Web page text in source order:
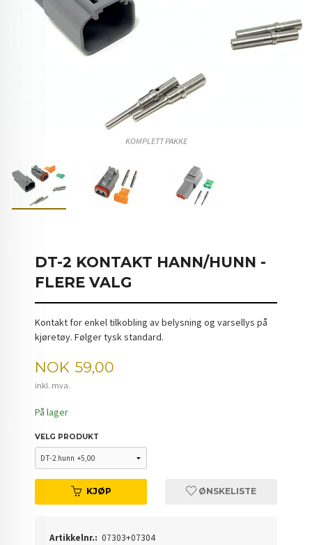
KOMPLETT PAKKE
DT-2 KONTAKT HANN/HUNN -
FLERE VALG
Kontakt for enkel tilkobling av belysning og varsellys på
kjøretøy. Følger tysk standard.
Pris
NOK 59,00
inkl. mva.
På lager
VELG PRODUKT
KJØP ØNSKELISTE
Artikkelnr.: 07303+07304